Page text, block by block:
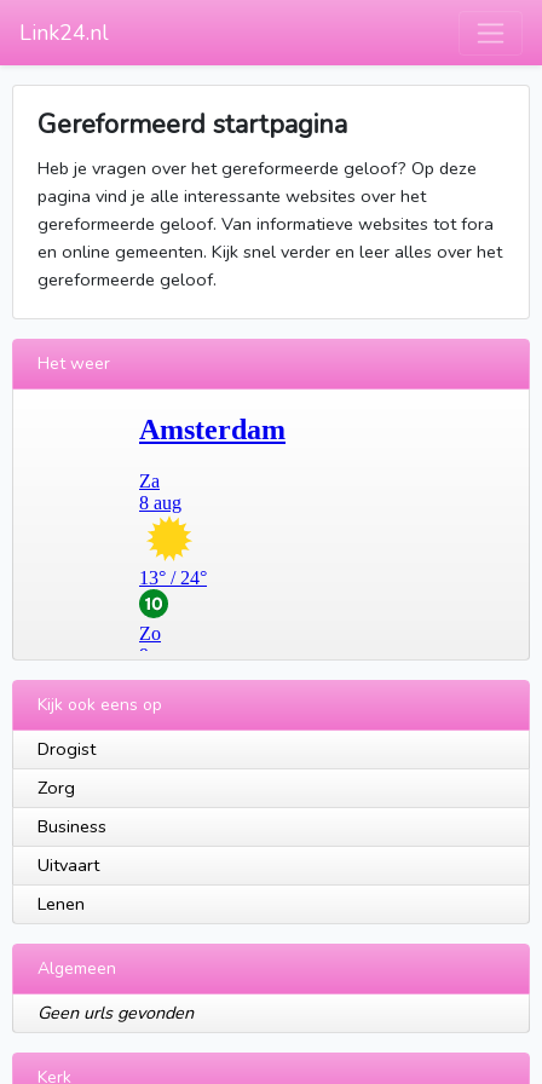
Link24.nl
Gereformeerd startpagina
Heb je vragen over het gereformeerde geloof? Op deze
pagina vind je alle interessante websites over het
gereformeerde geloof. Van informatieve websites tot fora
en online gemeenten. Kijk snel verder en leer alles over het
gereformeerde geloof.
Het weer
Kijk ook eens op
Drogist
Zorg
Business
Uitvaart
Lenen
Algemeen
Geen urls gevonden
Kerk